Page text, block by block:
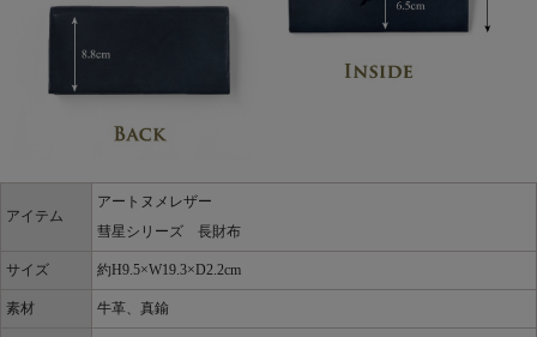
アイテム
アートヌメレザー
彗星シリーズ 長財布
サイズ 約H9.5×W19.3×D2.2cm
素材 牛革、真鍮